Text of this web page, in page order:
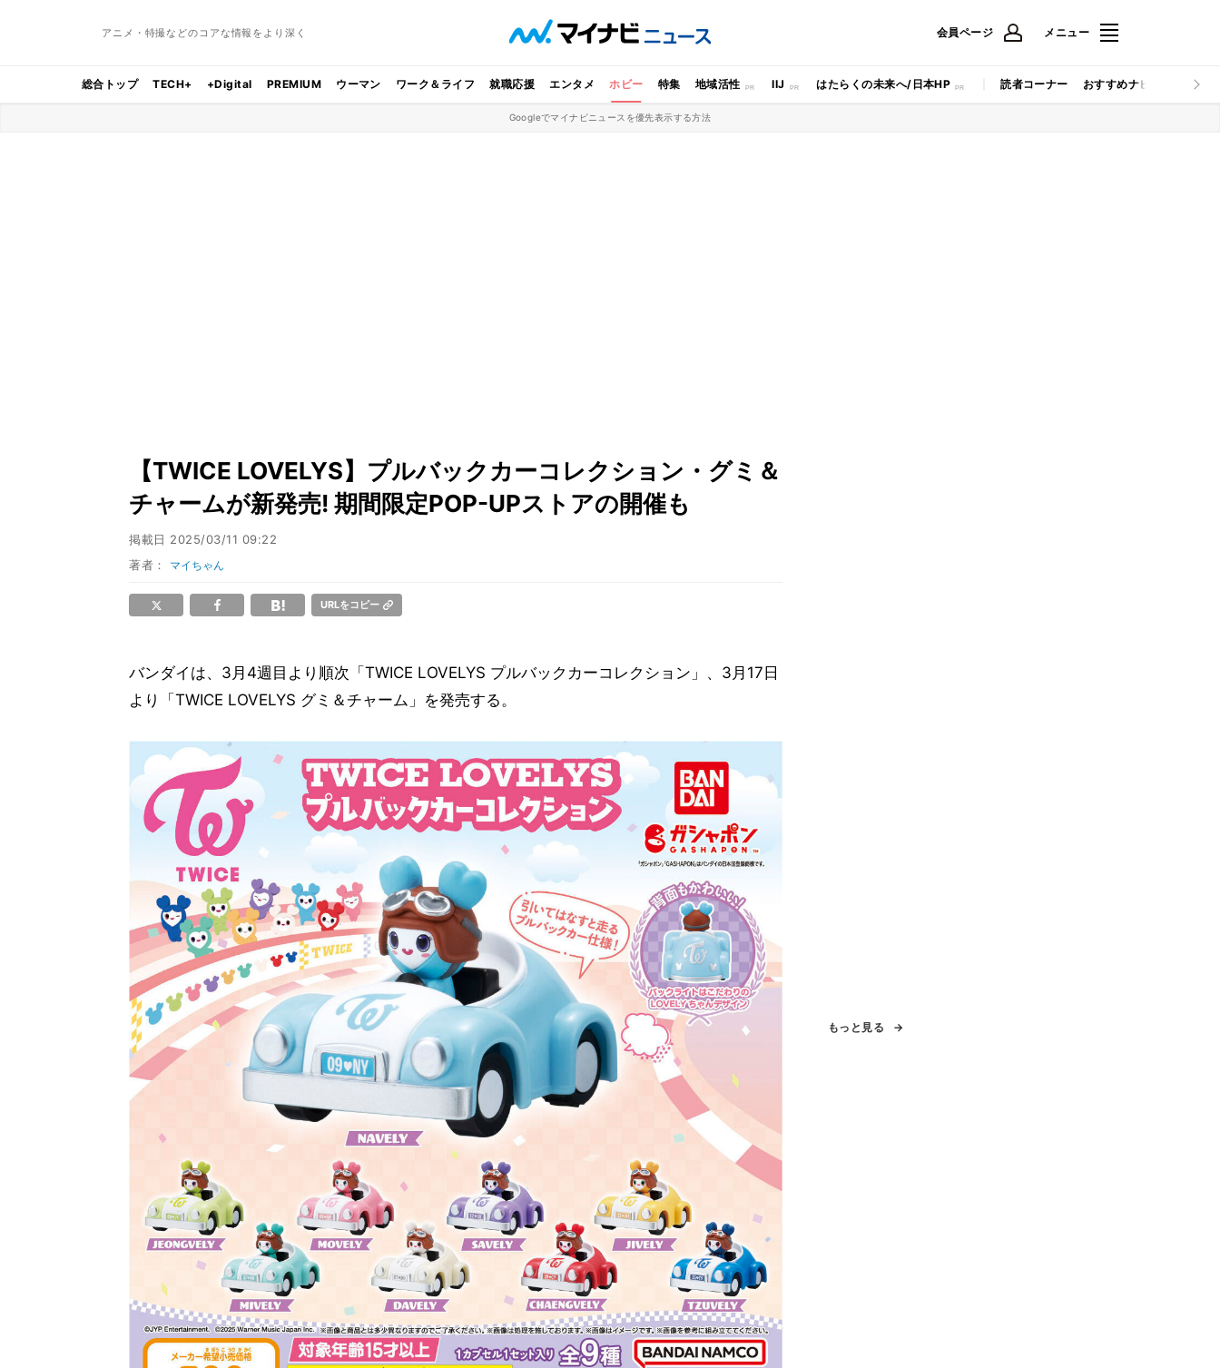
アニメ・特撮などのコアな情報をより深く 会員ページ メニュー
総合トップ TECH+ +Digital PREMIUM ウーマン ワーク＆ライフ 就職応援 エンタメ ホビー 特集 地域活性 IIJ はたらくの未来へ/日本HP 読者コーナー おすすめナビ マイナビ
Googleでマイナビニュースを優先表示する方法
【TWICE LOVELYS】プルバックカーコレクション・グミ＆
チャームが新発売! 期間限定POP-UPストアの開催も
掲載日 2025/03/11 09:22
著者： マイちゃん
URLをコピー
バンダイは、3月4週目より順次「TWICE LOVELYS プルバックカーコレクション」、3月17日
より「TWICE LOVELYS グミ＆チャーム」を発売する。
もっと見る